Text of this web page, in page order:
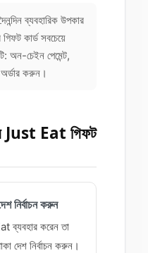
ব্যবহারিক উপকার
কার্ড সবচেয়ে
অন-চেইন পেমেন্ট,
করুন।
Just Eat গিফট
নির্বাচন করুন
ব্যবহার করেন তা
দেশ নির্বাচন করুন।